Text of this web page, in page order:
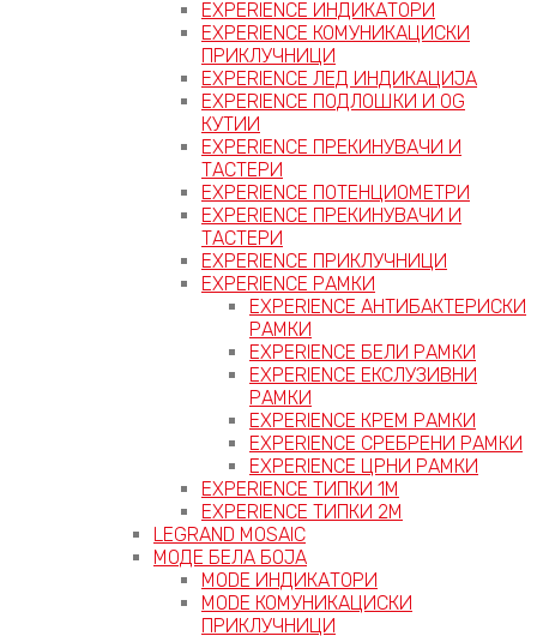
EXPERIENCE ИНДИКАТОРИ
EXPERIENCE КОМУНИКАЦИСКИ
ПРИКЛУЧНИЦИ
EXPERIENCE ЛЕД ИНДИКАЦИЈА
EXPERIENCE ПОДЛОШКИ И OG
КУТИИ
EXPERIENCE ПРЕКИНУВАЧИ И
ТАСТЕРИ
EXPERIENCE ПОТЕНЦИОМЕТРИ
EXPERIENCE ПРЕКИНУВАЧИ И
ТАСТЕРИ
EXPERIENCE ПРИКЛУЧНИЦИ
EXPERIENCE РАМКИ
EXPERIENCE АНТИБАКТЕРИСКИ
РАМКИ
EXPERIENCE БЕЛИ РАМКИ
EXPERIENCE ЕКСЛУЗИВНИ
РАМКИ
EXPERIENCE КРЕМ РАМКИ
EXPERIENCE СРЕБРЕНИ РАМКИ
EXPERIENCE ЦРНИ РАМКИ
EXPERIENCE ТИПКИ 1M
EXPERIENCE ТИПКИ 2М
LEGRAND MOSAIC
МОДЕ БЕЛА БОЈА
MODE ИНДИКАТОРИ
MODE КОМУНИКАЦИСКИ
ПРИКЛУЧНИЦИ